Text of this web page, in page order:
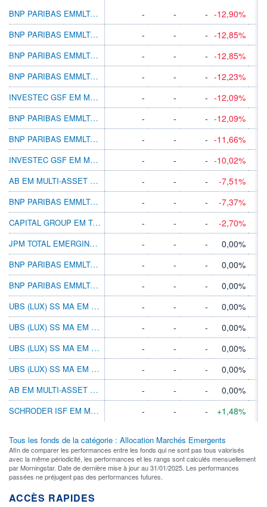
BNP PARIBAS EMMLTAST INC CL HKD MD DIS - - - -12,90%
BNP PARIBAS EMMLTAST INC CL DIS
- - - -12,85%
BNP PARIBAS EMMLTAST INC CL MD DIS
- - - -12,85%
BNP PARIBAS EMMLTAST INC PRIVL EUR DIS
- - - -12,23%
INVESTEC GSF EM MLT-ASST C INC-2 USD
- - - -12,09%
BNP PARIBAS EMMLTAST INC I C
- - - -12,09%
BNP PARIBAS EMMLTAST INC X C
- - - -11,66%
INVESTEC GSF EM MLT-ASST S ACC GBP
- - - -10,02%
AB EM MULTI-ASSET S1 JPY
- - -
-7,51%
BNP PARIBAS EMMLTAST INC CL C
- - -
-7,37%
CAPITAL GROUP EM TOT OPP (LUX) A4
- - -
-2,70%
JPM TOTAL EMERGING MKTS INC B (ACC) EUR
- - -
0,00%
BNP PARIBAS EMMLTAST INC N C
- - -
0,00%
BNP PARIBAS EMMLTAST INC PRIVL C
- - -
0,00%
UBS (LUX) SS MA EM DYN (USD) P-ACC
- - -
0,00%
UBS (LUX) SS MA EM DYN (USD) P-PF-ACC
- - -
0,00%
UBS (LUX) SS MA EM DYN (USD) Q-ACC
- - -
0,00%
UBS (LUX) SS MA EM DYN (USD) Q-PF-ACC
- - -
0,00%
AB EM MULTI-ASSET S1 EUR
- - -
0,00%
SCHRODER ISF EM MKT MA U ACC USD
- - - +1,48%
Tous les fonds de la catégorie : Allocation Marchés Emergents
Afin de comparer les performances entre les fonds qui ne sont pas tous valorisés
avec la même périodicité, les performances et les rangs sont calculés mensuellement
par Morningstar. Date de dernière mise à jour au 31/01/2025. Les performances
passées ne préjugent pas des performances futures.
ACCÈS RAPIDES